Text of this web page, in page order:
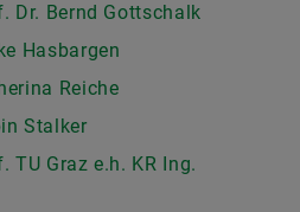
Dr. Bernd Gottschalk
Hasbargen
Reiche
Stalker
TU Graz e.h. KR Ing.